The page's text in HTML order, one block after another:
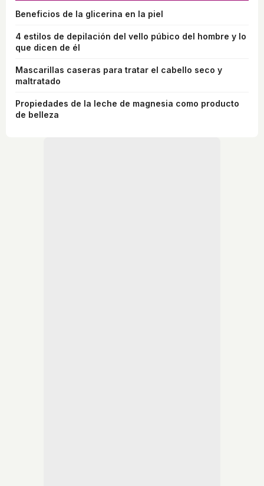
Beneficios de la glicerina en la piel
4 estilos de depilación del vello púbico del hombre y lo
que dicen de él
Mascarillas caseras para tratar el cabello seco y
maltratado
Propiedades de la leche de magnesia como producto
de belleza